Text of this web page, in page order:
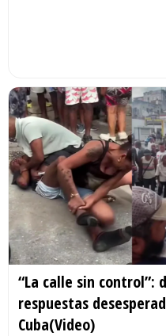
“La calle sin control”:
respuestas
Cuba(Video)